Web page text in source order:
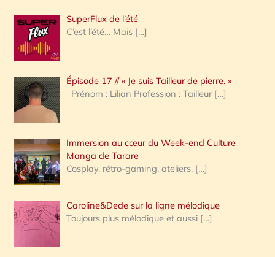
e
r
c
h
e
:
SuperFlux de l’été
C’est l’été… Mais […]
Épisode 17 // « Je suis Tailleur de pierre. »
Prénom : Lilian Profession : Tailleur […]
Immersion au cœur du Week-end Culture
Manga de Tarare
Cosplay, rétro-gaming, ateliers, […]
Caroline&Dede sur la ligne mélodique
Toujours plus mélodique et aussi […]